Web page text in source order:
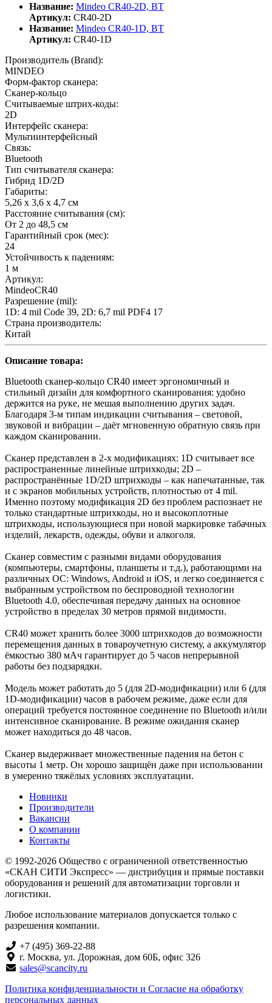
Название: Mindeo CR40-2D, BT
Артикул: CR40-2D
Название: Mindeo CR40-1D, BT
Артикул: CR40-1D
Производитель (Brand):
MINDEO
Форм-фактор сканера:
Сканер-кольцо
Считываемые штрих-коды:
2D
Интерфейс сканера:
Мультиинтерфейсный
Связь:
Bluetooth
Тип считывателя сканера:
Гибрид 1D/2D
Габариты:
5,26 х 3,6 х 4,7 см
Расстояние считывания (cм):
От 2 до 48,5 см
Гарантийный срок (мес):
24
Устойчивость к падениям:
1 м
Артикул:
MindeoCR40
Разрешение (mil):
1D: 4 mil Code 39, 2D: 6,7 mil PDF4 17
Страна производитель:
Китай
Описание товара:
Bluetooth сканер-кольцо CR40 имеет эргономичный и
стильный дизайн для комфортного сканирования: удобно
держится на руке, не мешая выполнению других задач.
Благодаря 3-м типам индикации считывания – световой,
звуковой и вибрации – даёт мгновенную обратную связь при
каждом сканировании.
Сканер представлен в 2-х модификациях: 1D считывает все
распространенные линейные штрихкоды; 2D –
распространённые 1D/2D штрихкоды – как напечатанные, так
и с экранов мобильных устройств, плотностью от 4 mil.
Именно поэтому модификация 2D без проблем распознает не
только стандартные штрихкоды, но и высокоплотные
штрихкоды, использующиеся при новой маркировке табачных
изделий, лекарств, одежды, обуви и алкоголя.
Сканер совместим с разными видами оборудования
(компьютеры, смартфоны, планшеты и т.д.), работающими на
различных ОС: Windows, Android и iOS, и легко соединяется с
выбранным устройством по беспроводной технологии
Bluetooth 4.0, обеспечивая передачу данных на основное
устройство в пределах 30 метров прямой видимости.
CR40 может хранить более 3000 штрихкодов до возможности
перемещения данных в товароучетную систему, а аккумулятор
ёмкостью 380 мАч гарантирует до 5 часов непрерывной
работы без подзарядки.
Модель может работать до 5 (для 2D-модификации) или 6 (для
1D-модификации) часов в рабочем режиме, даже если для
операций требуется постоянное соединение по Bluetooth и/или
интенсивное сканирование. В режиме ожидания сканер
может находиться до 48 часов.
Сканер выдерживает множественные падения на бетон с
высоты 1 метр. Он хорошо защищён даже при использовании
в умеренно тяжёлых условиях эксплуатации.
Новинки
Производители
Вакансии
О компании
Контакты
© 1992-2026 Общество с ограниченной ответственностью
«СКАН СИТИ Экспресс» — дистрибуция и прямые поставки
оборудования и решений для автоматизации торговли и
логистики.
Любое использование материалов допускается только с
разрешения компании.
+7 (495) 369-22-88
г. Москва, ул. Дорожная, дом 60Б, офис 326
sales@scancity.ru
Политика конфиденциальности и Согласие на обработку
персональных данных